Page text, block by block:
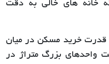
خانه های خالی به دقت
قدرت خرید مسکن در میان
واحدهای بزرگ متراژ در